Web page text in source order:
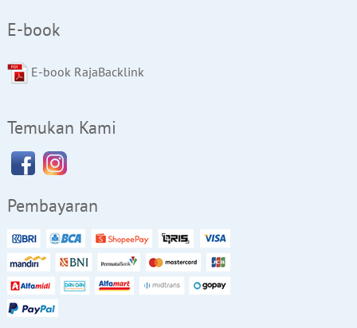
E-book
E-book RajaBacklink
Temukan Kami
Pembayaran